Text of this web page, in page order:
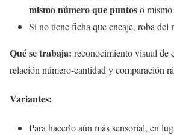
mismo número que puntoso
Si no tiene ficha que encaje, roba del
Qué se trabaja: reconocimiento visual de
relación número-cantidad y comparación
Variantes:
Para hacerlo aún más sensorial, en